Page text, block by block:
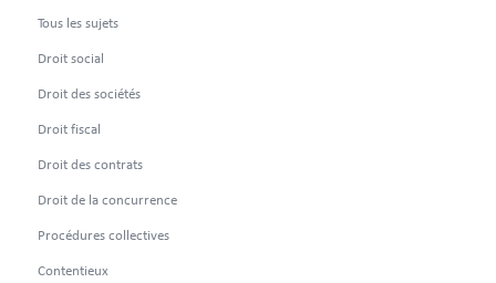
Tous les sujets
Droit social
Droit des sociétés
Droit fiscal
Droit des contrats
Droit de la concurrence
Procédures collectives
Contentieux